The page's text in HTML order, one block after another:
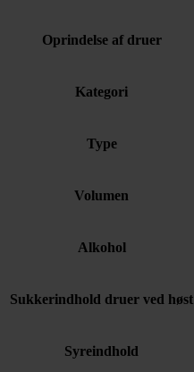
Oprindelse af druer
Kategori
Type
Volumen
Alkohol
Sukkerindhold druer ved høst
Syreindhold